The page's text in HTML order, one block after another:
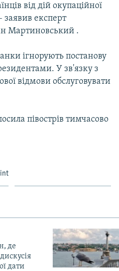
від дій окупаційної
заявив експерт
Мартиновський .
ігнорують постанову
У зв'язку з
відмови обслуговувати
півострів тимчасово
де
дати